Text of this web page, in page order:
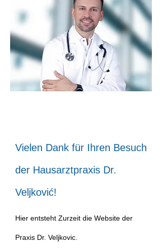
Vielen Dank für Ihren Besuch
der Hausarztpraxis Dr.
Veljković!
Hier entsteht Zurzeit die Website der
Praxis Dr. Veljkovic.